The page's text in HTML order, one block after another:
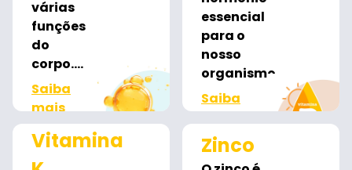
várias
funções
do
corpo....
Saiba
mais
essencial
para o
nosso
organismo...
Saiba
mais
Vitamina
Zinco